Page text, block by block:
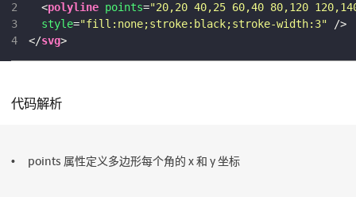
2
3
4
<polyline points="20,20 40,25 60,40 80,120
style="fill:none;stroke:black;stroke-width:3" />
</svg>
代码解析
points 属性定义多边形每个角的 x 和 y 坐标